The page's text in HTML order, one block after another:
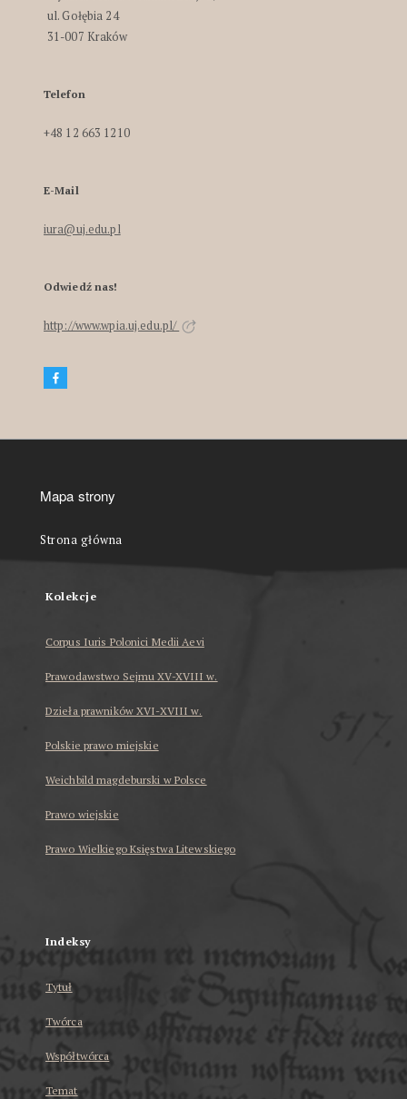
ul. Gołębia 24
31-007 Kraków
Telefon
+48 12 663 1210
E-Mail
iura@uj.edu.pl
Odwiedź nas!
http://www.wpia.uj.edu.pl/
Mapa strony
Strona główna
Kolekcje
Corpus Iuris Polonici Medii Aevi
Prawodawstwo Sejmu XV-XVIII w.
Dzieła prawników XVI-XVIII w.
Polskie prawo miejskie
Weichbild magdeburski w Polsce
Prawo wiejskie
Prawo Wielkiego Księstwa Litewskiego
Indeksy
Tytuł
Twórca
Współtwórca
Temat